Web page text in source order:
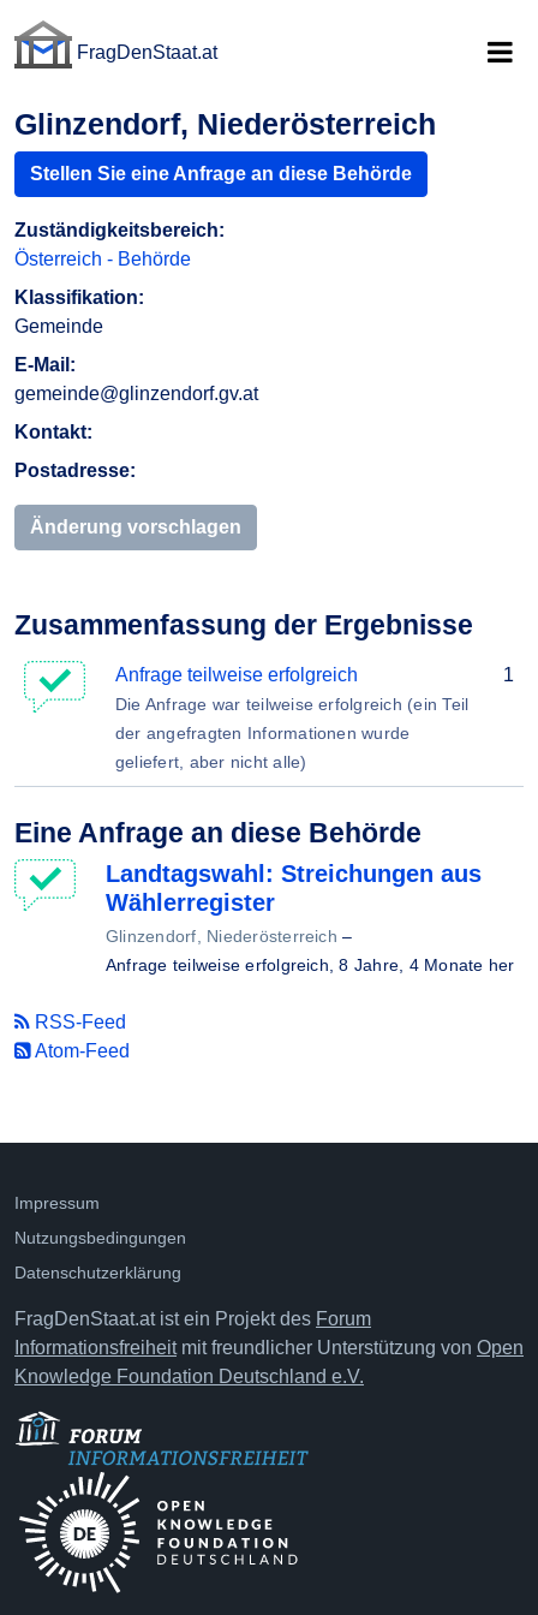
FragDenStaat.at
Glinzendorf, Niederösterreich
Stellen Sie eine Anfrage an diese Behörde
Zuständigkeitsbereich:
Österreich - Behörde
Klassifikation:
Gemeinde
E-Mail:
gemeinde@glinzendorf.gv.at
Kontakt:
Postadresse:
Änderung vorschlagen
Zusammenfassung der Ergebnisse
Anfrage teilweise erfolgreich
Die Anfrage war teilweise erfolgreich (ein Teil
der angefragten Informationen wurde
geliefert, aber nicht alle)
1
Eine Anfrage an diese Behörde
Landtagswahl: Streichungen aus
Wählerregister
Glinzendorf, Niederösterreich –
Anfrage teilweise erfolgreich,8 Jahre, 4 Monate her
RSS-Feed
Atom-Feed
Impressum
Nutzungsbedingungen
Datenschutzerklärung
FragDenStaat.at ist ein Projekt des Forum
Informationsfreiheitmit freundlicher Unterstützung von Open
Knowledge Foundation Deutschland e.V.